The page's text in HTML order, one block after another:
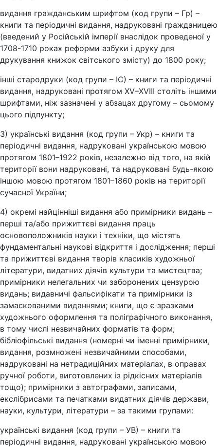
видання гражданським шрифтом (код групи – Гр) –
книги та періодичні видання, надруковані гражданицею
(введений у Російській імперії внаслідок проведеної у
1708-1710 роках реформи азбуки і друку для
друкування книжок світського змісту) до 1800 року;
інші стародруки (код групи – ІС) – книги та періодичні
видання, надруковані протягом XV–XVIIІ століть іншими
шрифтами, ніж зазначені у абзацах другому – сьомому
цього підпункту;
3) українські видання (код групи – Укр) – книги та
періодичні видання, надруковані українською мовою
протягом 1801–1922 років, незалежно від того, на якій
території вони надруковані, та надруковані будь-якою
іншою мовою протягом 1801–1860 років на території
сучасної України;
4) окремі найцінніші видання або примірники видань –
перші та/або прижиттєві видання праць
основоположників науки і техніки, що містять
фундаментальні наукові відкриття і дослідження; перші
та прижиттєві видання творів класиків художньої
літератури, видатних діячів культури та мистецтва;
примірники нелегальних чи заборонених цензурою
видань; видавничі фальсифікати та примірники із
замаскованими виданнями; книги, що є зразками
художнього оформлення та поліграфічного виконання,
в тому числі незвичайних форматів та форм;
бібліофільські видання (номерні чи іменні примірники,
видання, розмножені незвичайними способами,
надруковані на нетрадиційних матеріалах, в оправах
ручної роботи, виготовлених із рідкісних матеріалів
тощо); примірники з автографами, записами,
екслібрисами та печатками видатних діячів держави,
науки, культури, літератури – за такими групами:
українські видання (код групи – УВ) – книги та
періодичні видання, надруковані українською мовою